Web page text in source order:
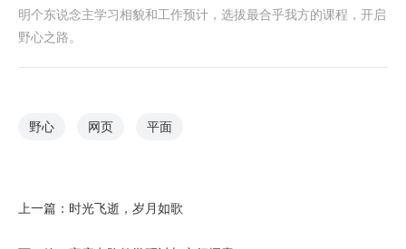
明个东说念主学习相貌和工作预计，选拔最合乎我方的课程，开启
野心之路。
野心 网页 平面
上一篇： 时光飞逝，岁月如歌